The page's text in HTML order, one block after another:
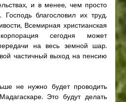
и в менее, чем просто
Господь благословил их труд.
Всемирная христианская
сегодня может
на весь земной шар.
частичный выход на пенсию
не нужно будет проводить
Это будут делать